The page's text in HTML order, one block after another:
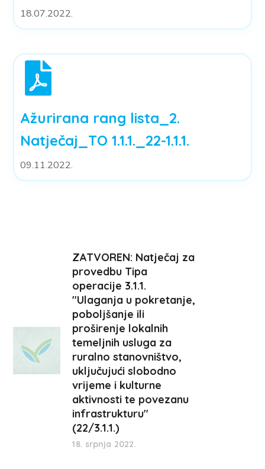
18.07.2022.
Ažurirana rang lista_2.
Natječaj_TO 1.1.1._22-1.1.1.
09.11.2022.
ZATVOREN: Natječaj za
provedbu Tipa
operacije 3.1.1.
"Ulaganja u pokretanje,
poboljšanje ili
proširenje lokalnih
temeljnih usluga za
ruralno stanovništvo,
uključujući slobodno
vrijeme i kulturne
aktivnosti te povezanu
infrastrukturu"
(22/3.1.1.)
18. srpnja 2022.